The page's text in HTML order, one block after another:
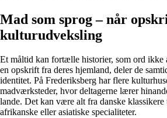
Mad som sprog – når
kulturudveksling
Et måltid kan fortælle historier, som ord ikke
en opskrift fra deres hjemland, deler de
identitet. På Frederiksberg har flere
madværksteder, hvor deltagerne lærer
lande. Det kan være alt fra danske
afrikanske eller asiatiske specialiteter.